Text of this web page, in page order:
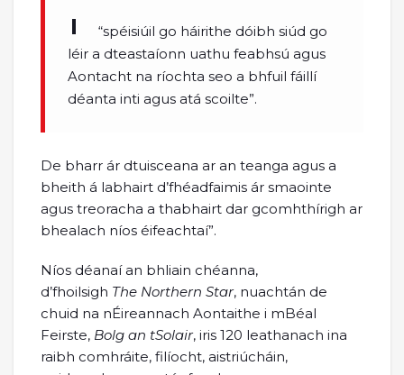
“spéisiúil go háirithe dóibh siúd go
léir a dteastaíonn uathu feabhsú agus
Aontacht na ríochta seo a bhfuil fáillí
déanta inti agus atá scoilte”.
De bharr ár dtuisceana ar an teanga agus a
bheith á labhairt d’fhéadfaimis ár smaointe
agus treoracha a thabhairt dar gcomhthírigh ar
bhealach níos éifeachtaí”.
Níos déanaí an bhliain chéanna,
d’fhoilsigh The Northern Star, nuachtán de
chuid na nÉireannach Aontaithe i mBéal
Feirste, Bolg an tSolair, iris 120 leathanach ina
raibh comhráite, filíocht, aistriúcháin,